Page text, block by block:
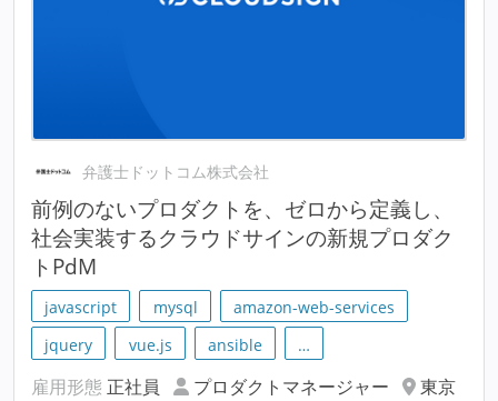
弁護士ドットコム株式会社
前例のないプロダクトを、ゼロから定義し、
社会実装するクラウドサインの新規プロダク
トPdM
javascript mysql
amazon-web-services
jquery
vue.js ansible …
雇用形態 正社員 プロダクトマネージャー
東京